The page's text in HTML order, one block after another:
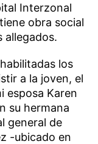
Interzonal
obra social
allegados.
los
a la joven, el
esposa Karen
su hermana
general de
-ubicado en